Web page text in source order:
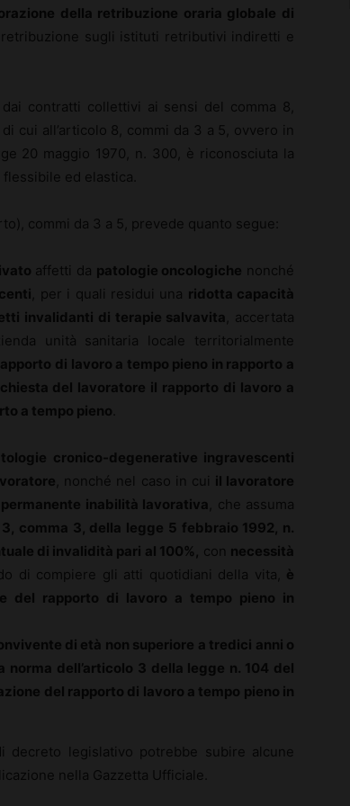
della retribuzione oraria globale di
retribuzione sugli istituti retributivi indiretti e
contratti collettivi ai sensi del comma 8,
cui all’articolo 8, commi da 3 a 5, ovvero in
20 maggio 1970, n. 300, è riconosciuta la
ed elastica.
commi da 3 a 5, prevede quanto segue:
affetti da patologie oncologiche nonché
, per i quali residui una ridotta capacità
invalidanti di terapie salvavita
, accertata
unità sanitaria locale territorialmente
di lavoro a tempo pieno in rapporto a
del lavoratore il rapporto di lavoro a
a tempo pieno
cronico-degenerative ingravescenti
, nonché nel caso in cui il lavoratore
inabilità lavorativa
, che assuma
comma 3, della legge 5 febbraio 1992, n.
di invalidità pari al 100%, con necessità
di compiere gli atti quotidiani della vita, è
del rapporto di lavoro a tempo pieno in
di età non superiore a tredici anni o
dell’articolo 3 della legge n. 104 del
del rapporto di lavoro a tempo pieno in
legislativo potrebbe subire alcune
nella Gazzetta Ufficiale.